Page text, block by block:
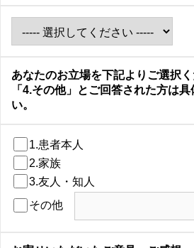
あなたのお立場を下記よりご選択く
「4.その他」とご回答された方は
い。
1.患者本人
2.家族
3.友人・知人
その他